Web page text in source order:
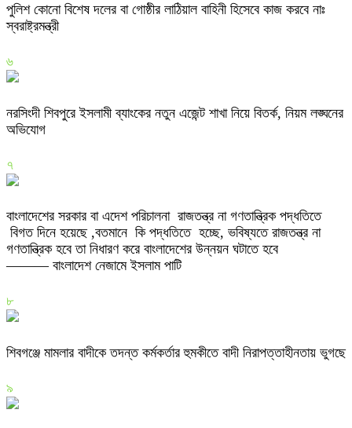
পুলিশ কোনো বিশেষ দলের বা গোষ্ঠীর লাঠিয়াল বাহিনী হিসেবে কাজ করবে নাঃ
স্বরাষ্ট্রমন্ত্রী
৬
নরসিংদী শিবপুরে ইসলামী ব্যাংকের নতুন এজেন্ট শাখা নিয়ে বিতর্ক, নিয়ম লঙ্ঘনের
অভিযোগ
৭
বাংলাদেশের সরকার বা এদেশ পরিচালনা রাজতন্ত্র না গণতান্ত্রিক পদ্ধতিতে
বিগত দিনে হয়েছে ,বতমানে কি পদ্ধতিতে হচ্ছে, ভবিষ্যতে রাজতন্ত্র না
গণতান্ত্রিক হবে তা নিধারণ করে বাংলাদেশের উন্নয়ন ঘটাতে হবে
——— বাংলাদেশ নেজামে ইসলাম পাটি
৮
শিবগঞ্জে মামলার বাদীকে তদন্ত কর্মকর্তার হুমকীতে বাদী নিরাপত্তাহীনতায় ভুগছে
৯